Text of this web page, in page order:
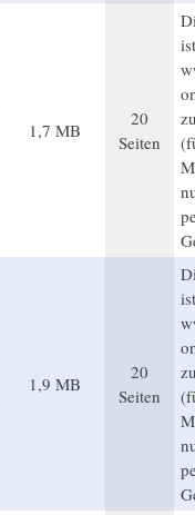
1,7 MB
20
Seiten
1,9 MB
20
Seiten